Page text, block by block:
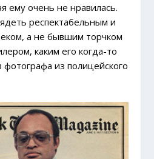
ему очень не нравилась.
респектабельным и
а не бывшим торчком
каким его когда-то
фотографа из полицейского